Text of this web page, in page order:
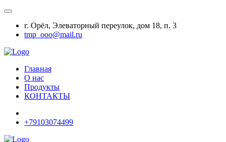
г. Орёл, Элеваторный переулок, дом 18, п. 3
tmp_ooo@mail.ru
Главная
О нас
Продукты
КОНТАКТЫ
+79103074499